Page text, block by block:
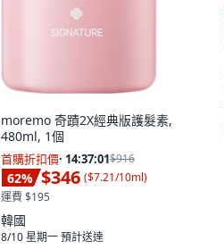
moremo 奇蹟2X經典版護髮素,
480ml, 1個
首購折扣價· 14:37:00$916
62% $346 ($7.21/10ml)
運費 $195
韓國
8/10 星期一預計送達